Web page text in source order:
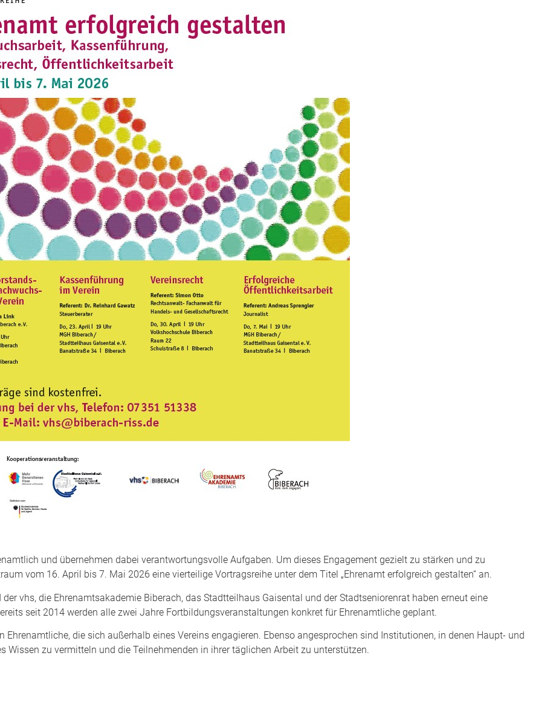
und übernehmen dabei verantwortungsvolle Aufgaben. Um dieses Engagement gezielt zu stärken und zu
vom 16. April bis 7. Mai 2026 eine vierteilige Vortragsreihe unter dem Titel „Ehrenamt erfolgreich gestalten“ an.
vhs, die Ehrenamtsakademie Biberach, das Stadtteilhaus Gaisental und der Stadtseniorenrat haben erneut eine
seit 2014 werden alle zwei Jahre Fortbildungsveranstaltungen konkret für Ehrenamtliche geplant.
die sich außerhalb eines Vereins engagieren. Ebenso angesprochen sind Institutionen, in denen Haupt- und
Wissen zu vermitteln und die Teilnehmenden in ihrer täglichen Arbeit zu unterstützen.